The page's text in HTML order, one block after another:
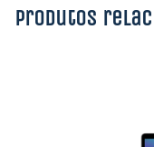
Produtos